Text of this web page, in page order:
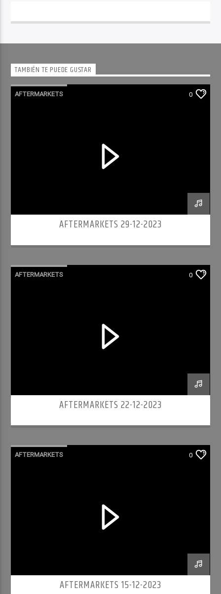
TAMBIÉN TE PUEDE GUSTAR
AFTERMARKETS 0
AFTERMARKETS 29-12-2023
AFTERMARKETS 0
AFTERMARKETS 22-12-2023
AFTERMARKETS 0
AFTERMARKETS 15-12-2023